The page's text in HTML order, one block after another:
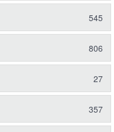
545
806
27
357